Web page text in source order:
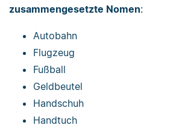
zusammengesetzte Nomen:
Autobahn
Flugzeug
Fußball
Geldbeutel
Handschuh
Handtuch